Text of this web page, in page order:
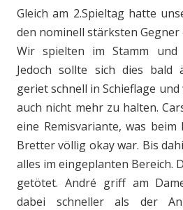
Gleich am 2.Spieltag hatte
den nominell stärksten Gegner
Wir spielten im Stamm
Jedoch sollte sich dies bald
geriet schnell in Schieflage
auch nicht mehr zu halten.
eine Remisvariante, was
Bretter völlig okay war. Bis
alles im eingeplanten Bereich.
getötet. André griff am
dabei schneller als der